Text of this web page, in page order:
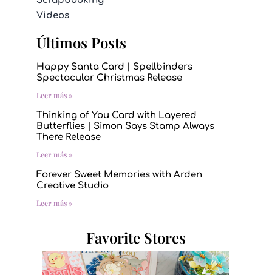
Videos
Últimos Posts
Happy Santa Card | Spellbinders
Spectacular Christmas Release
Leer más »
Thinking of You Card with Layered
Butterflies | Simon Says Stamp Always
There Release
Leer más »
Forever Sweet Memories with Arden
Creative Studio
Leer más »
Favorite Stores